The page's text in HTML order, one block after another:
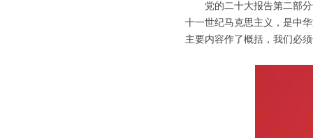
党的二十大报告第二部分
十一世纪马克思主义，是中
主要内容作了概括，我们必